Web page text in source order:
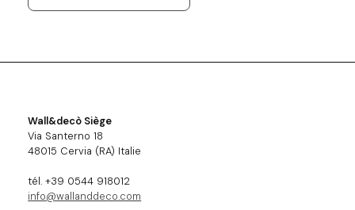
Wall&decò Siège
Via Santerno 18
48015 Cervia (RA) Italie
tél. +39 0544 918012
info@wallanddeco.com